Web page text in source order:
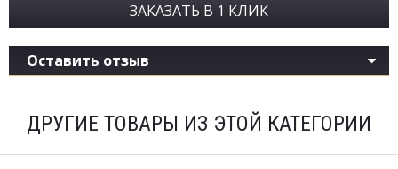
ЗАКАЗАТЬ В 1 КЛИК
Оставить отзыв
ДРУГИЕ ТОВАРЫ ИЗ ЭТОЙ КАТЕГОРИИ